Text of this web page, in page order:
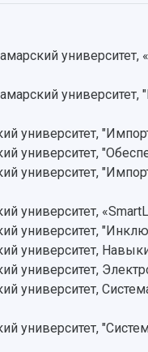
университет,
университет,
университет,
университет,
университет,
университет,
университет,